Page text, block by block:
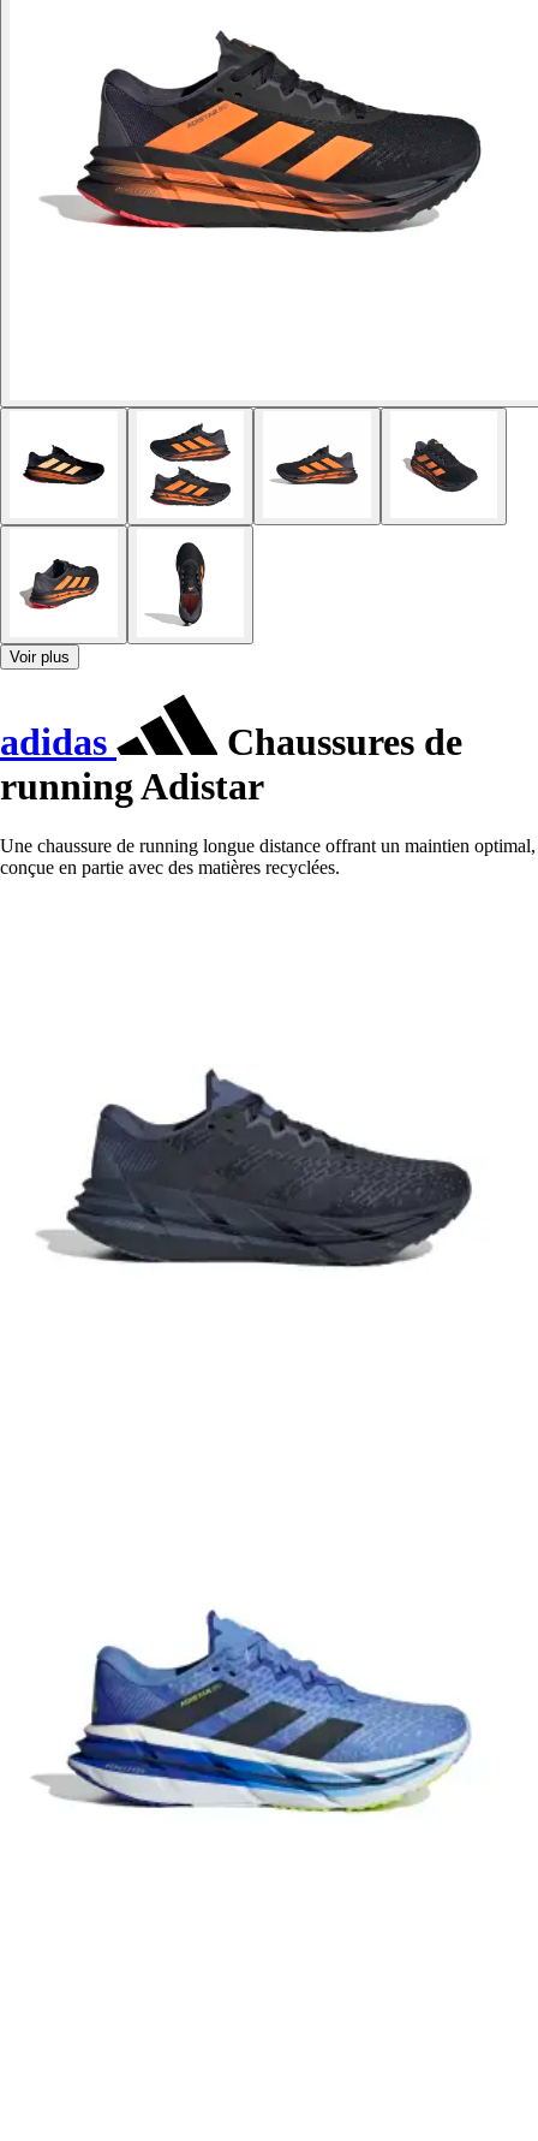
Voir plus
adidas
Chaussures de
running Adistar
Une chaussure de running longue distance offrant un maintien optimal,
conçue en partie avec des matières recyclées.